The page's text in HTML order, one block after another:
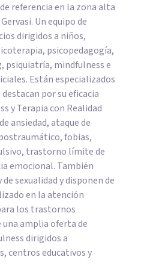
referencia en la zona alta
Un equipo de
dirigidos a niños,
psicopedagogía,
psiquiatría, mindfulness e
Están especializados
por su eficacia
y Terapia con Realidad
ansiedad, ataque de
fobias,
trastorno límite de
emocional. También
sexualidad y disponen de
en la atención
los trastornos
amplia oferta de
dirigidos a
centros educativos y